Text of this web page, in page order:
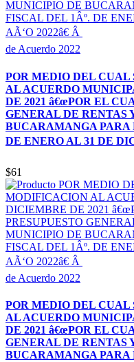
de Acuerdo 2022
POR MEDIO DEL
AL ACUERDO
DE 2021 â€œPOR EL
GENERAL DE RENTAS
BUCARAMANGA PARA
DE ENERO AL 31 DE
$61
de Acuerdo 2022
POR MEDIO DEL
AL ACUERDO
DE 2021 â€œPOR EL
GENERAL DE RENTAS
BUCARAMANGA PARA